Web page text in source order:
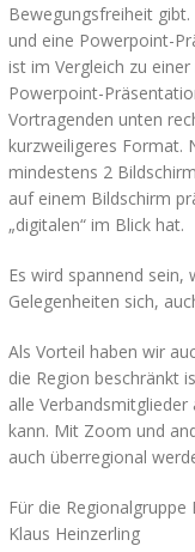
Bewegungsfreiheit
und eine Powerpoint-
ist im Vergleich zu
Powerpoint-
Vortragenden unten
kurzweiligeres Format.
mindestens 2
auf einem Bildschirm
„digitalen“ im Blick hat.
Es wird spannend
Gelegenheiten sich,
Als Vorteil haben wir
die Region beschränkt
alle
kann. Mit Zoom und
auch überregional
Für die
Klaus Heinzerling